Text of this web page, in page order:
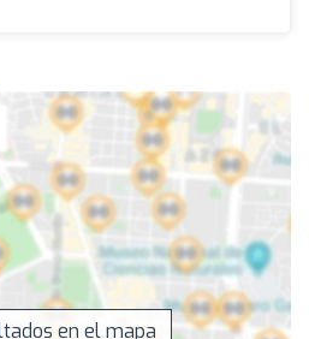
en el mapa